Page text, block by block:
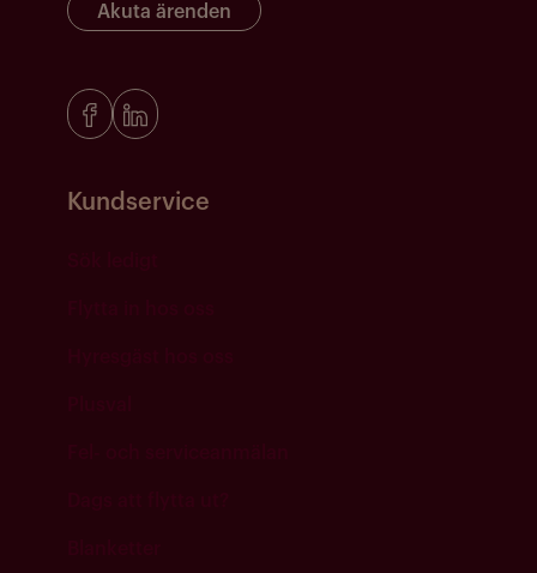
Akuta ärenden
Kundservice